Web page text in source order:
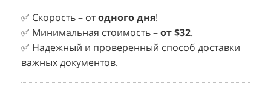
✅ Скорость – отодного дня!
✅ Минимальная стоимость –от $32.
✅ Надежный и проверенный способ доставки
важных документов.